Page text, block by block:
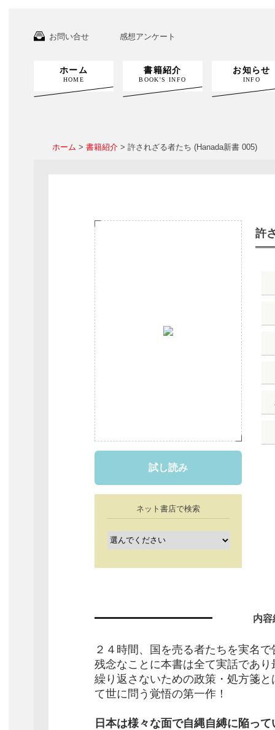
お問い合せ 感想アンケート
ホーム
HOME
書籍紹介
BOOK'S INFO
お知らせ
INFO
ホーム > 書籍紹介 > 許されざる者たち (Hanada新書 005)
許
試し読み
ネット書店で検索
内容
２４時間、国を売る者たちを実名
残念なことに本書は全て実話であ
繰り返さないための政策・処方箋
て世に問う覚悟の第一作！
日本は様々な面で自縄自縛に陥っ